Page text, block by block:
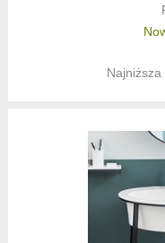
Najniższa